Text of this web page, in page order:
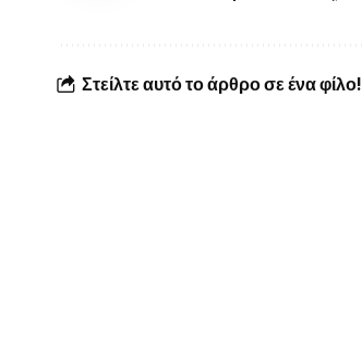
Στείλτε αυτό το άρθρο σε ένα φίλο!